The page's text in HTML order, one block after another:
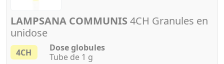
LAMPSANA COMMUNIS 4CH Granules en
unidose
4CH
Dose globules
Tube de 1 g